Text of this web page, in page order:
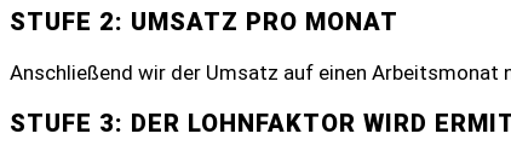
STUFE 2: UMSATZ PRO MONAT
Anschließend wir der Umsatz auf einen Arbeitsmonat
STUFE 3: DER LOHNFAKTOR WIRD